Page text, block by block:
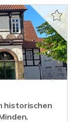
historischen